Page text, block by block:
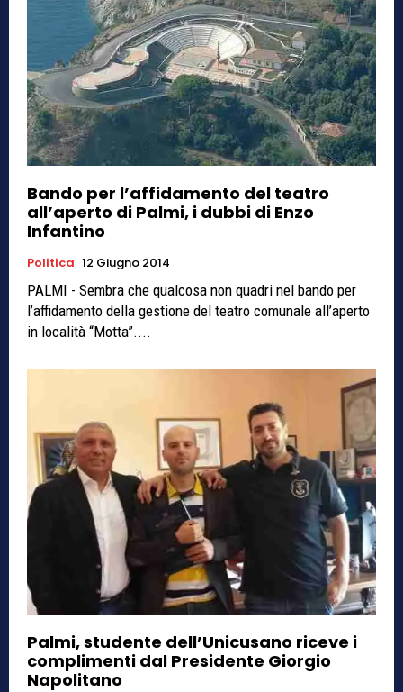
Bando per l’affidamento del teatro
all’aperto di Palmi, i dubbi di Enzo
Infantino
Politica 12 Giugno 2014
PALMI - Sembra che qualcosa non quadri nel bando per
l’affidamento della gestione del teatro comunale all’aperto
in località “Motta”....
Palmi, studente dell’Unicusano riceve i
complimenti dal Presidente Giorgio
Napolitano